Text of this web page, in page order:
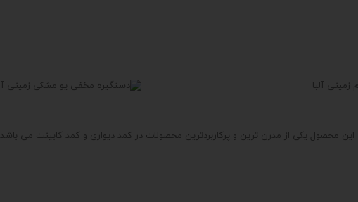
یکی از مدرن ترین و پرکاربردترین محصولات در کمد دیواری و کمد کابینت می باشد.